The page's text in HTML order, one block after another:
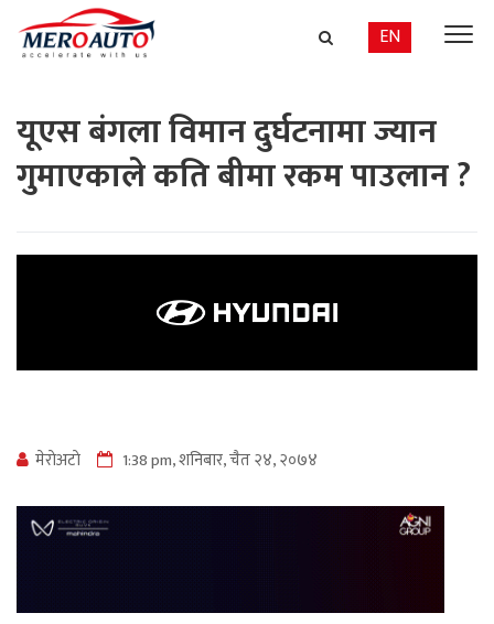
EN
यूएस बंगला विमान दुर्घटनामा ज्यान
गुमाएकाले कति बीमा रकम पाउलान ?
मेराेअटाे 1:38 pm, शनिबार, चैत २४, २०७४